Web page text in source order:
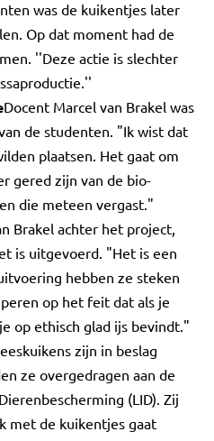
was de kuikentjes later
Op dat moment had de
''Deze actie is slechter
Docent Marcel van Brakel was
de studenten. "Ik wist dat
plaatsen. Het gaat om
gered zijn van de bio-
die meteen vergast."
Brakel achter het project,
is uitgevoerd. "Het is een
hebben ze steken
op het feit dat als je
op ethisch glad ijs bevindt."
zijn in beslag
ze overgedragen aan de
(LID). Zij
met de kuikentjes gaat